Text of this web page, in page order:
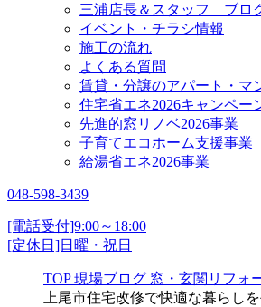
三浦店長＆スタッフ ブロ
イベント・チラシ情報
施工の流れ
よくある質問
賃貸・分譲のアパート・マ
住宅省エネ2026キャンペー
先進的窓リノベ2026事業
子育てエコホーム支援事業
給湯省エネ2026事業
048-598-3439
[電話受付]9:00～18:00
[定休日]日曜・祝日
TOP 現場ブログ 窓・玄関リフォ
上尾市住宅改修で快適な暮らし